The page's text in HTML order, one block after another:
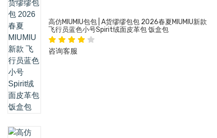
高仿MIUMIU包包 | A货缪缪包包 2026春夏MIUMIU新款
飞行员蓝色小号Spirit绒面皮革包 饭盒包
咨询客服